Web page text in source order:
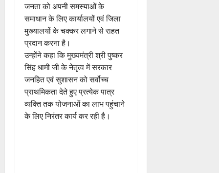
जनता को अपनी समस्याओं के
समाधान के लिए कार्यालयों एवं जिला
मुख्यालयों के चक्कर लगाने से राहत
प्रदान करना है।
उन्होंने कहा कि मुख्यमंत्री श्री पुष्कर
सिंह धामी जी के नेतृत्व में सरकार
जनहित एवं सुशासन को सर्वोच्च
प्राथमिकता देते हुए प्रत्येक पात्र
व्यक्ति तक योजनाओं का लाभ पहुंचाने
के लिए निरंतर कार्य कर रही है।